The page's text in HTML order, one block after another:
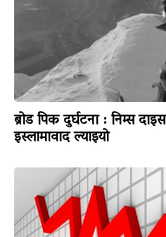
ब्रोड पिक दुर्घटना : निम्स
इस्लामावाद ल्याइयो